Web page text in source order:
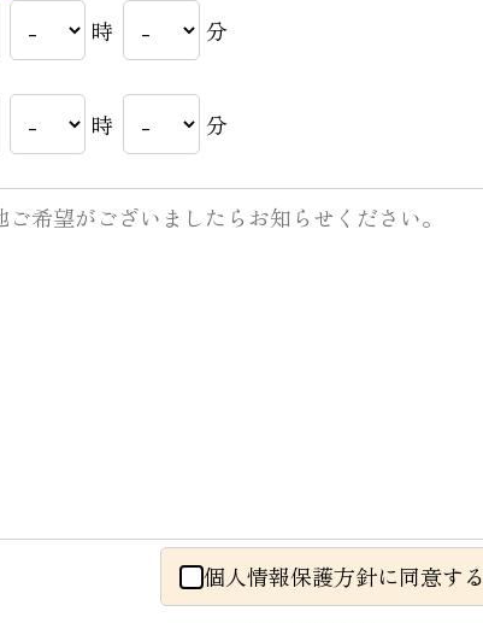
時
分
時
分
個人情報保護方針に同意する